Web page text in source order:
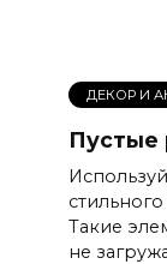
ДЕКОР И
Пустые
Такие
не